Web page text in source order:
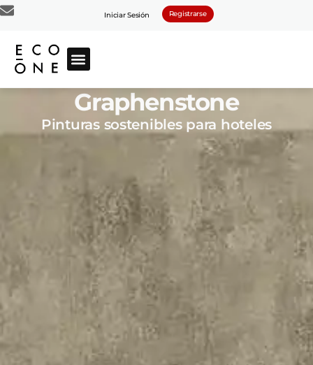
Iniciar Sesión Registrarse
Graphenstone
Pinturas sostenibles para hoteles